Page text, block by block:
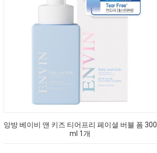
앙방 베이비 앤 키즈 티어프리 페이셜 버블 폼 300
ml 1개